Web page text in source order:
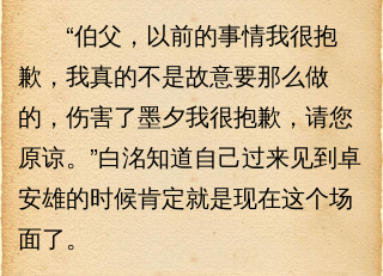
“伯父，以前的事情我很抱
歉，我真的不是故意要那么做
的，伤害了墨夕我很抱歉，请您
原谅。”白洺知道自己过来见到卓
安雄的时候肯定就是现在这个场
面了。